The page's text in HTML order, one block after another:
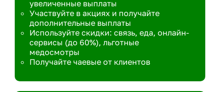
увеличенные выплаты
Участвуйте в акциях и получайте
дополнительные выплаты
Используйте скидки: связь, еда, онлайн-
сервисы (до 60%), льготные
медосмотры
Получайте чаевые от клиентов